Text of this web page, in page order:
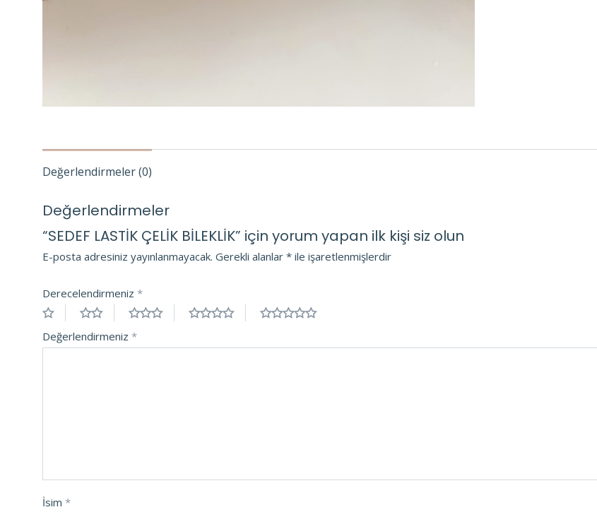
Değerlendirmeler (0)
Değerlendirmeler
“SEDEF LASTİK ÇELİK BİLEKLİK” için yorum yapan ilk kişi siz olun
E-posta adresiniz yayınlanmayacak. Gerekli alanlar * ile işaretlenmişlerdir
Derecelendirmeniz *
Değerlendirmeniz *
İsim *